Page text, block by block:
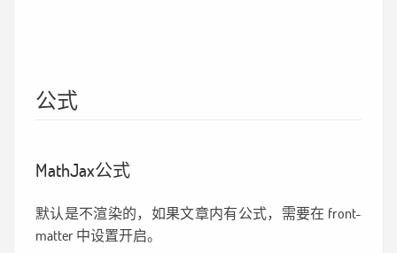
公式
MathJax公式
默认是不渲染的，如果文章内有公式，需要在 front-
matter 中设置开启。